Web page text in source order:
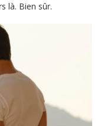
là. Bien sûr.